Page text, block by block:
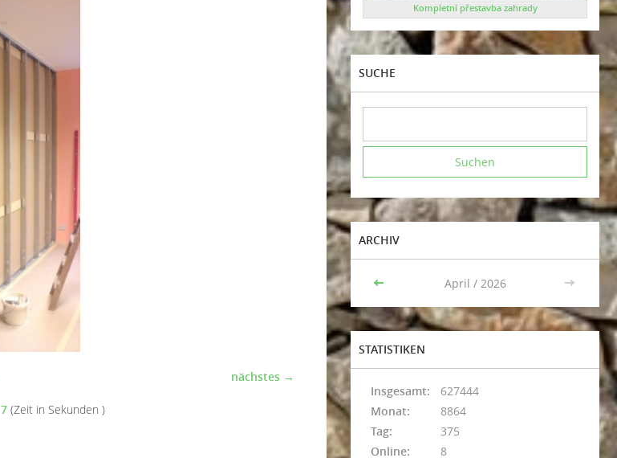
nächstes →
7(Zeit in Sekunden )
Kompletní přestavba zahrady
SUCHE
ARCHIV
<< April / 2026 >>
STATISTIKEN
Online: 8
Insgesamt:
627444
Monat:
8864
Tag:
375